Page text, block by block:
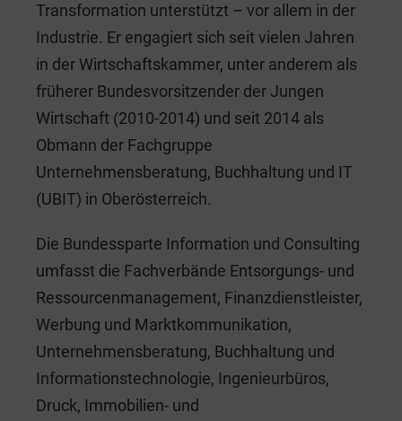
Transformation unterstützt – vor allem in der
Industrie. Er engagiert sich seit vielen Jahren
in der Wirtschaftskammer, unter anderem als
früherer Bundesvorsitzender der Jungen
Wirtschaft (2010-2014) und seit 2014 als
Obmann der Fachgruppe
Unternehmensberatung, Buchhaltung und IT
(UBIT) in Oberösterreich.
Die Bundessparte Information und Consulting
umfasst die Fachverbände Entsorgungs- und
Ressourcenmanagement, Finanzdienstleister,
Werbung und Marktkommunikation,
Unternehmensberatung, Buchhaltung und
Informationstechnologie, Ingenieurbüros,
Druck, Immobilien- und